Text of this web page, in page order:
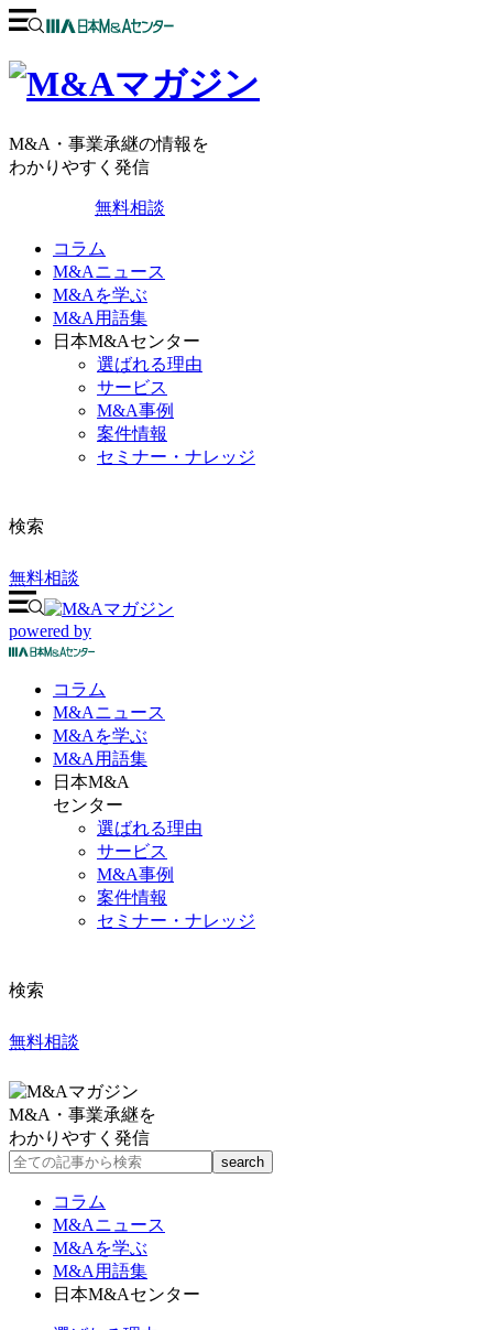
M&A・事業承継の情報を
わかりやすく発信
無料相談
コラム
M&Aニュース
M&Aを学ぶ
M&A用語集
日本M&Aセンター
選ばれる理由
サービス
M&A事例
案件情報
セミナー・ナレッジ
検索
無料相談
powered by
コラム
M&Aニュース
M&Aを学ぶ
M&A 用語集
日本M&A
センター
選ばれる理由
サービス
M&A事例
案件情報
セミナー・ナレッジ
検索
無料相談
M&A・事業承継を
わかりやすく発信
コラム
M&Aニュース
M&Aを学ぶ
M&A用語集
日本M&Aセンター